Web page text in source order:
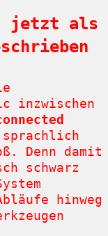
jetzt als
inzwischen
Denn damit
schwarz
hinweg